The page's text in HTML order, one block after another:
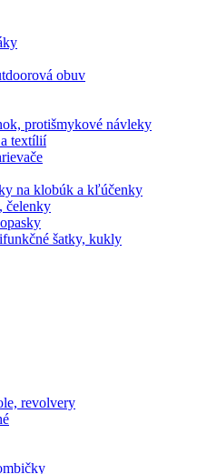
obuv
protišmykové návleky
textílií
na klobúk a kľúčenky
čelenky
šatky, kukly
revolvery